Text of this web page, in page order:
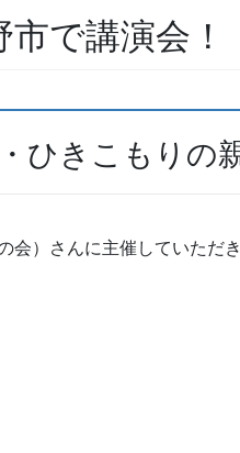
市で講演会！
ひきこもりの
会）さんに主催していただき